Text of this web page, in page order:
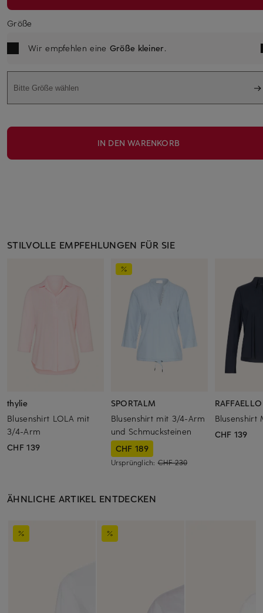
Größe
Wir empfehlen eine Größe kleiner.
Bitte Größe wählen
IN DEN WARENKORB
STILVOLLE EMPFEHLUNGEN FÜR SIE
thylie
Blusenshirt LOLA mit
3/4-Arm
CHF 139
SPORTALM
Blusenshirt mit 3/4-Arm
und Schmucksteinen
CHF 189
Ursprünglich:CHF 230
Blusenshirt
CHF 139
ÄHNLICHE ARTIKEL ENTDECKEN